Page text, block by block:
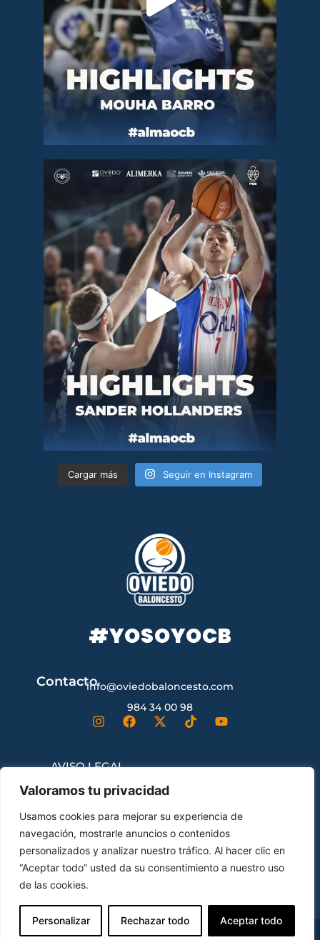
Valoramos tu privacidad
Usamos cookies para mejorar su experiencia de
navegación, mostrarle anuncios o contenidos
personalizados y analizar nuestro tráfico. Al hacer clic en
“Aceptar todo” usted da su consentimiento a nuestro uso
de las cookies.
Personalizar Rechazar todo Aceptar todo
Cargar más Seguir en Instagram
#YOSOYOCB
Contactoinfo@oviedobaloncesto.com
984 34 00 98
AVISO LEGAL
CONTRATACIÓN
ENVÍOS Y DEVOLUCIONES
© Oviedo Club Baloncesto All Rights Reserved.